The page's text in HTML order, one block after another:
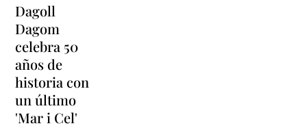
Dagoll
Dagom
celebra 50
años de
historia con
un último
'Mar i Cel'